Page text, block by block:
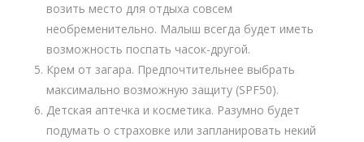
возить место для отдыха совсем
необременительно. Малыш всегда будет иметь
возможность поспать часок-другой.
Крем от загара. Предпочтительнее выбрать
максимально возможную защиту (SPF50).
Детская аптечка и косметика. Разумно будет
подумать о страховке или запланировать некий